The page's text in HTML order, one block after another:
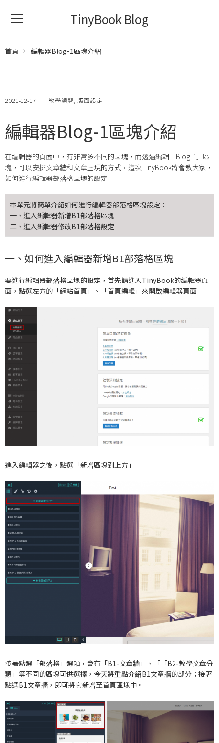
TinyBook Blog
首頁 編輯器Blog-1區塊介紹
2021-12-17 教學總覽, 版面設定
編輯器Blog-1區塊介紹
在編輯器的頁面中，有非常多不同的區塊，而透過編輯「Blog-1」區
塊，可以安排文章牆和文章呈現的方式，這次TinyBook將會教大家，
如何進行編輯器部落格區塊的設定
本單元將簡單介紹如何進行編輯器部落格區塊設定：
一、進入編輯器新增B1部落格區塊
二、進入編輯器修改B1部落格設定
一、如何進入編輯器新增B1部落格區塊
要進行編輯器部落格區塊的設定，首先請進入TinyBook的編輯器頁
面，點選左方的「網站首頁」、「首頁編輯」來開啟編輯器頁面
進入編輯器之後，點選「新增區塊到上方」
接著點選「部落格」選項，會有「B1-文章牆」、「「B2-教學文章分
類」等不同的區塊可供選擇，今天將重點介紹B1文章牆的部分；接著
點選B1文章牆，即可將它新增至首頁區塊中。